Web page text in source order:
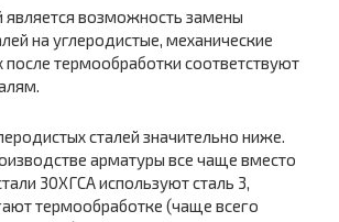
возможность замены
на углеродистые, механические
после термообработки соответствуют
сталей значительно ниже.
арматуры все чаще вместо
30ХГСА используют сталь 3,
термообработке (чаще всего